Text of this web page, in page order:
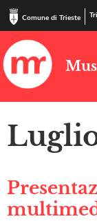
Comune di Trieste